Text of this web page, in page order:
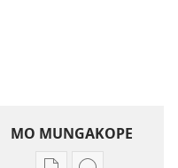
MO MUNGAKOPE